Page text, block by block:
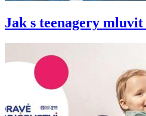
Jak s teenagery mluvit